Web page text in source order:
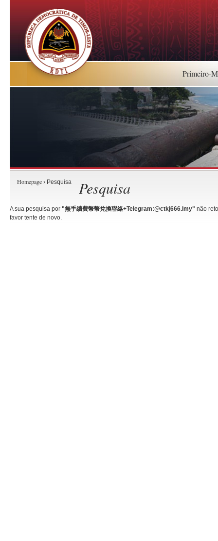
Primeiro-
Homepage › Pesquisa Pesquisa
A sua pesquisa por "無手續費幣幣兌換聯絡+Telegram:@ctkj666.lmy" não
favor tente de novo.